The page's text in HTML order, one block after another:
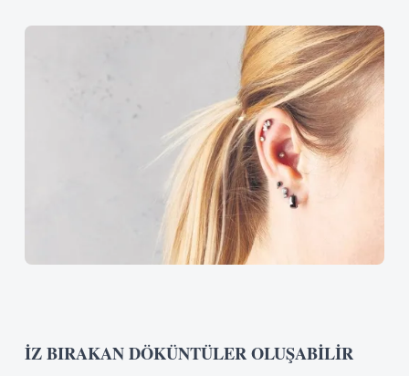
İZ BIRAKAN DÖKÜNTÜLER OLUŞABİLİR